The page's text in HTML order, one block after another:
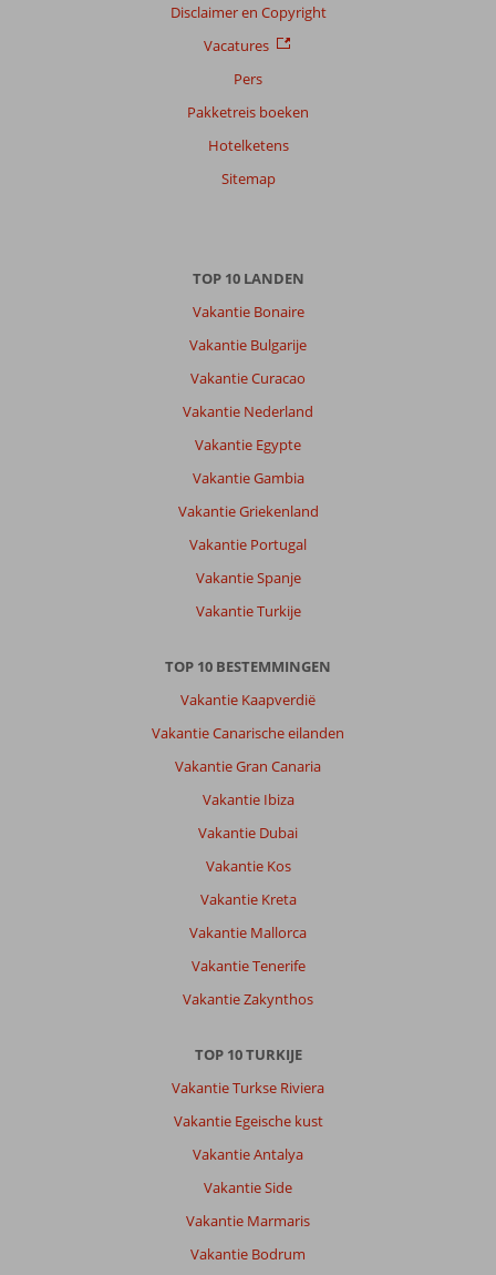
Disclaimer en Copyright
Vacatures
Pers
Pakketreis boeken
Hotelketens
Sitemap
TOP 10 LANDEN
Vakantie Bonaire
Vakantie Bulgarije
Vakantie Curacao
Vakantie Nederland
Vakantie Egypte
Vakantie Gambia
Vakantie Griekenland
Vakantie Portugal
Vakantie Spanje
Vakantie Turkije
TOP 10 BESTEMMINGEN
Vakantie Kaapverdië
Vakantie Canarische eilanden
Vakantie Gran Canaria
Vakantie Ibiza
Vakantie Dubai
Vakantie Kos
Vakantie Kreta
Vakantie Mallorca
Vakantie Tenerife
Vakantie Zakynthos
TOP 10 TURKIJE
Vakantie Turkse Riviera
Vakantie Egeische kust
Vakantie Antalya
Vakantie Side
Vakantie Marmaris
Vakantie Bodrum